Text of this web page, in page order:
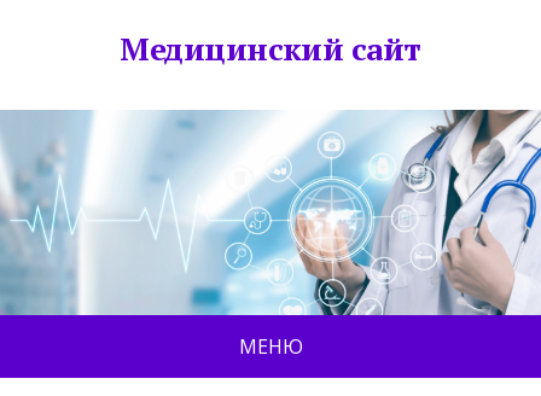
Медицинский сайт
МЕНЮ